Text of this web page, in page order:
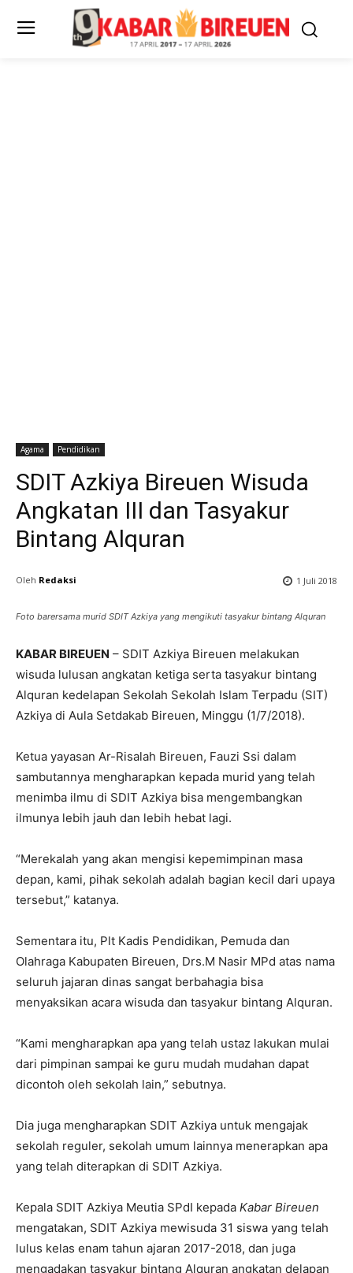
Agama Pendidikan
SDIT Azkiya Bireuen Wisuda
Angkatan III dan Tasyakur
Bintang Alquran
Oleh Redaksi 1 Juli 2018
Foto barersama murid SDIT Azkiya yang mengikuti tasyakur bintang Alquran
KABAR BIREUEN – SDIT Azkiya Bireuen melakukan
wisuda lulusan angkatan ketiga serta tasyakur bintang
Alquran kedelapan Sekolah Sekolah Islam Terpadu (SIT)
Azkiya di Aula Setdakab Bireuen, Minggu (1/7/2018).
Ketua yayasan Ar-Risalah Bireuen, Fauzi Ssi dalam
sambutannya mengharapkan kepada murid yang telah
menimba ilmu di SDIT Azkiya bisa mengembangkan
ilmunya lebih jauh dan lebih hebat lagi.
“Merekalah yang akan mengisi kepemimpinan masa
depan, kami, pihak sekolah adalah bagian kecil dari upaya
tersebut,” katanya.
Sementara itu, Plt Kadis Pendidikan, Pemuda dan
Olahraga Kabupaten Bireuen, Drs.M Nasir MPd atas nama
seluruh jajaran dinas sangat berbahagia bisa
menyaksikan acara wisuda dan tasyakur bintang Alquran.
“Kami mengharapkan apa yang telah ustaz lakukan mulai
dari pimpinan sampai ke guru mudah mudahan dapat
dicontoh oleh sekolah lain,” sebutnya.
Dia juga mengharapkan SDIT Azkiya untuk mengajak
sekolah reguler, sekolah umum lainnya menerapkan apa
yang telah diterapkan di SDIT Azkiya.
Kepala SDIT Azkiya Meutia SPdI kepada Kabar Bireuen
mengatakan, SDIT Azkiya mewisuda 31 siswa yang telah
lulus kelas enam tahun ajaran 2017-2018, dan juga
mengadakan tasyakur bintang Alquran angkatan delapan